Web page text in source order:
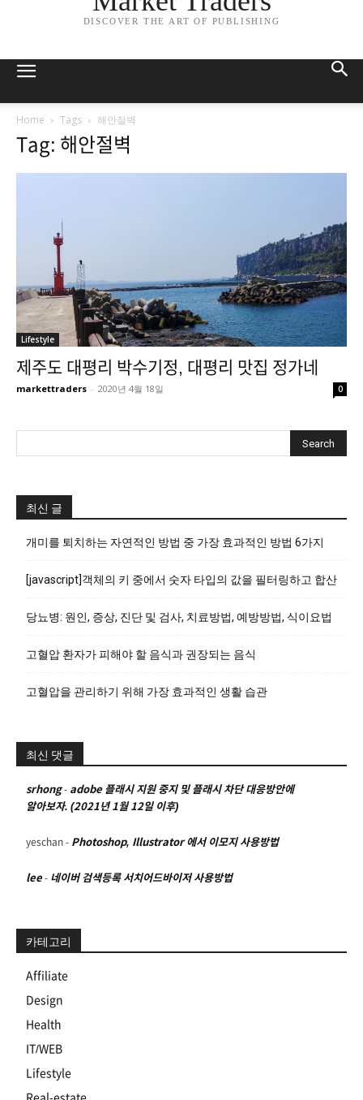
DISCOVER THE ART OF PUBLISHING
Home Tags 해안절벽
Tag: 해안절벽
Lifestyle
제주도 대평리 박수기정, 대평리 맛집 정가네
markettraders - 2020년 4월 18일 0
최신 글
개미를 퇴치하는 자연적인 방법 중 가장 효과적인 방법 6가지
[javascript]객체의 키 중에서 숫자 타입의 값을 필터링하고 합산
당뇨병: 원인, 증상, 진단 및 검사, 치료방법, 예방방법, 식이요법
고혈압 환자가 피해야 할 음식과 권장되는 음식
고혈압을 관리하기 위해 가장 효과적인 생활 습관
최신 댓글
srhong- adobe 플래시 지원 중지 및 플래시 차단 대응방안에
알아보자. (2021년 1월 12일 이후)
yeschan - Photoshop, Illustrator 에서 이모지 사용방법
lee - 네이버 검색등록 서치어드바이저 사용방법
카테고리
Affiliate
Design
Health
IT/WEB
Lifestyle
Real-estate